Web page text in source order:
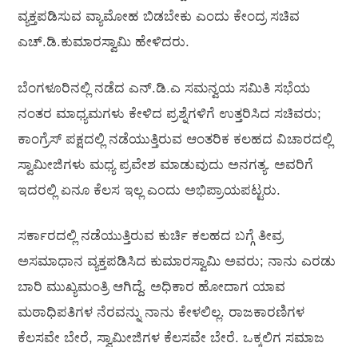
ವ್ಯಕ್ತಪಡಿಸುವ ವ್ಯಾಮೋಹ ಬಿಡಬೇಕು ಎಂದು ಕೇಂದ್ರ ಸಚಿವ
ಎಚ್.ಡಿ.ಕುಮಾರಸ್ವಾಮಿ ಹೇಳಿದರು.
ಬೆಂಗಳೂರಿನಲ್ಲಿ ನಡೆದ ಎನ್.ಡಿ.ಎ ಸಮನ್ವಯ ಸಮಿತಿ ಸಭೆಯ
ನಂತರ ಮಾಧ್ಯಮಗಳು ಕೇಳಿದ ಪ್ರಶ್ನೆಗಳಿಗೆ ಉತ್ತರಿಸಿದ ಸಚಿವರು;
ಕಾಂಗ್ರೆಸ್ ಪಕ್ಷದಲ್ಲಿ ನಡೆಯುತ್ತಿರುವ ಆಂತರಿಕ ಕಲಹದ ವಿಚಾರದಲ್ಲಿ
ಸ್ವಾಮೀಜಿಗಳು ಮಧ್ಯ ಪ್ರವೇಶ ಮಾಡುವುದು ಅನಗತ್ಯ. ಅವರಿಗೆ
ಇದರಲ್ಲಿ ಏನೂ ಕೆಲಸ ಇಲ್ಲ ಎಂದು ಅಭಿಪ್ರಾಯಪಟ್ಟರು.
ಸರ್ಕಾರದಲ್ಲಿ ನಡೆಯುತ್ತಿರುವ ಕುರ್ಚಿ ಕಲಹದ ಬಗ್ಗೆ ತೀವ್ರ
ಅಸಮಾಧಾನ ವ್ಯಕ್ತಪಡಿಸಿದ ಕುಮಾರಸ್ವಾಮಿ ಅವರು; ನಾನು ಎರಡು
ಬಾರಿ ಮುಖ್ಯಮಂತ್ರಿ ಆಗಿದ್ದೆ. ಅಧಿಕಾರ ಹೋದಾಗ ಯಾವ
ಮಠಾಧಿಪತಿಗಳ ನೆರವನ್ನು ನಾನು ಕೇಳಲಿಲ್ಲ. ರಾಜಕಾರಣಿಗಳ
ಕೆಲಸವೇ ಬೇರೆ, ಸ್ವಾಮೀಜಿಗಳ ಕೆಲಸವೇ ಬೇರೆ. ಒಕ್ಕಲಿಗ ಸಮಾಜ